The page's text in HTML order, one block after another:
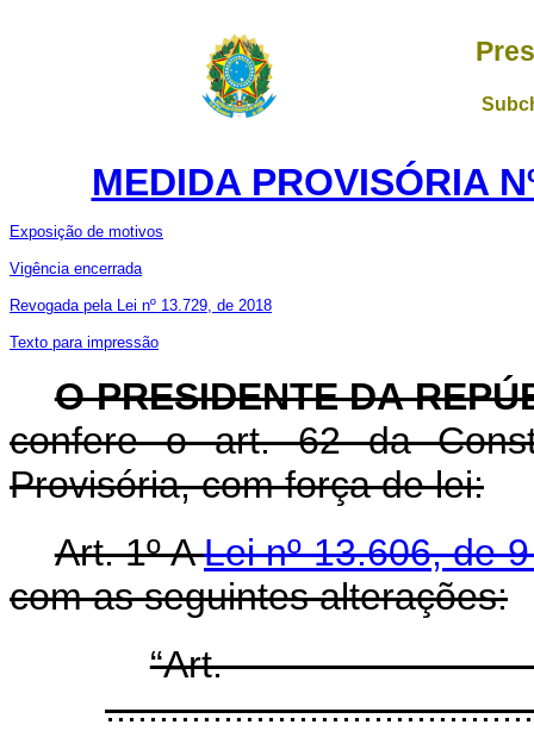
MEDIDA PROVISÓRIA
Exposição de motivos
Vigência encerrada
Revogada pela Lei nº 13.729, de 2018
Texto para impressão
O PRESIDENTE DA
confere o art. 62 da
Provisória, com força de lei:
Art. 1º ALei nº 13.606, de
com as seguintes alterações: